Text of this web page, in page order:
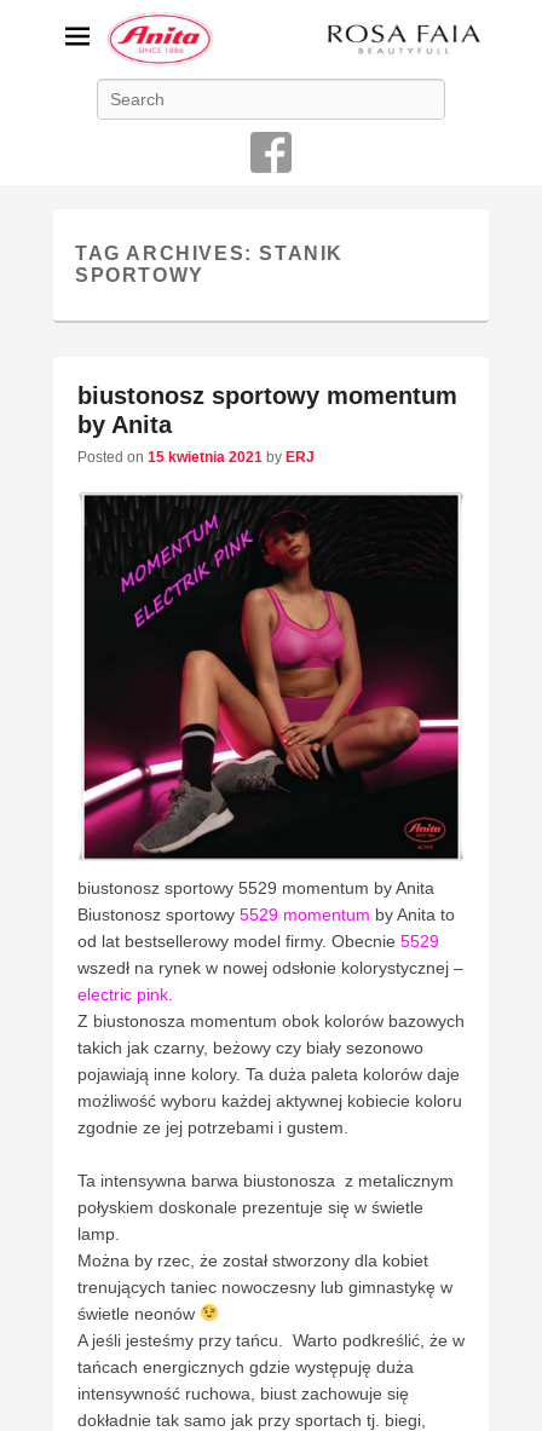
ANITA-unikalna bielizna
damska
Niemiecka firma Anita jest od 1886 roku producentem bielizny
damskiej o najwyższej jakości
TAG ARCHIVES:STANIK
SPORTOWY
biustonosz sportowy momentum
by Anita
Posted on 15 kwietnia 2021 by ERJ
biustonosz sportowy 5529 momentum by Anita
Biustonosz sportowy 5529 momentum by Anita to
od lat bestsellerowy model firmy. Obecnie 5529
wszedł na rynek w nowej odsłonie kolorystycznej –
electric pink.
Z biustonosza momentum obok kolorów bazowych
takich jak czarny, beżowy czy biały sezonowo
pojawiają inne kolory. Ta duża paleta kolorów daje
możliwość wyboru każdej aktywnej kobiecie koloru
zgodnie ze jej potrzebami i gustem.
Ta intensywna barwa biustonosza z metalicznym
połyskiem doskonale prezentuje się w świetle
lamp.
Można by rzec, że został stworzony dla kobiet
trenujących taniec nowoczesny lub gimnastykę w
świetle neonów
A jeśli jesteśmy przy tańcu. Warto podkreślić, że w
tańcach energicznych gdzie występuję duża
intensywność ruchowa, biust zachowuje się
dokładnie tak samo jak przy sportach tj. biegi,